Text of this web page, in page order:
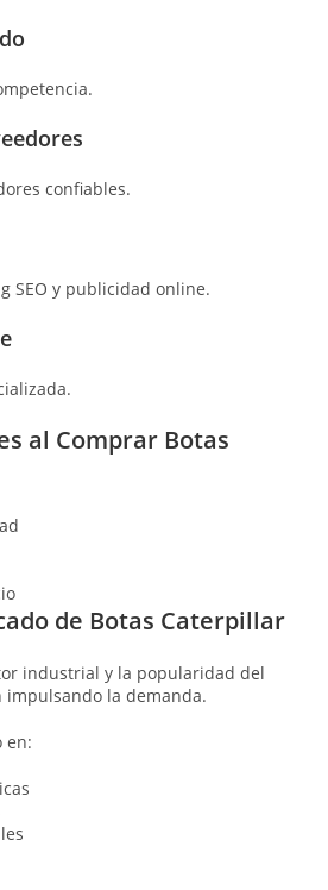
confiables.
SEO y publicidad online.
al Comprar Botas
de Botas Caterpillar
industrial y la popularidad del
la demanda.
en: